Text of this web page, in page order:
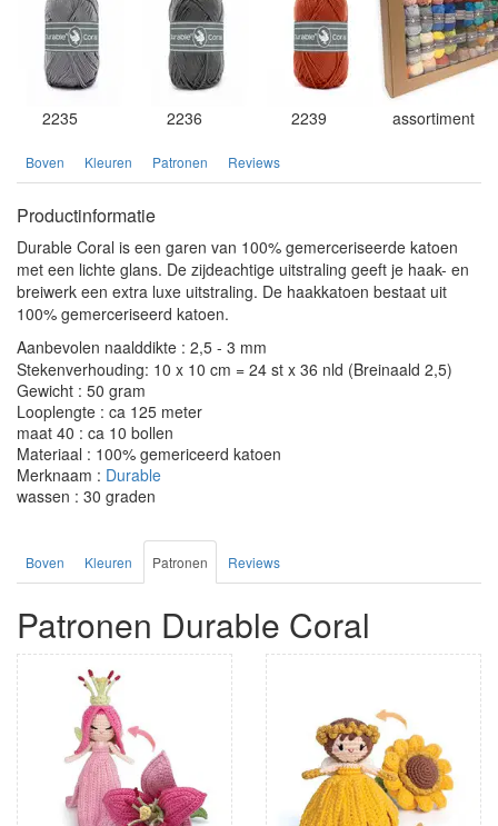
2235 2236 2239 assortiment
Boven Kleuren Patronen Reviews
Productinformatie
Durable Coral is een garen van 100% gemerceriseerde katoen
met een lichte glans. De zijdeachtige uitstraling geeft je haak- en
breiwerk een extra luxe uitstraling. De haakkatoen bestaat uit
100% gemerceriseerd katoen.
Aanbevolen naalddikte : 2,5 - 3 mm
Stekenverhouding: 10 x 10 cm = 24 st x 36 nld (Breinaald 2,5)
Gewicht : 50 gram
Looplengte : ca 125 meter
maat 40 : ca 10 bollen
Materiaal : 100% gemericeerd katoen
Merknaam : Durable
wassen : 30 graden
Boven Kleuren Patronen Reviews
Patronen Durable Coral